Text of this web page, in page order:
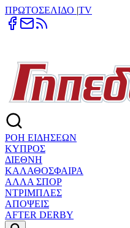
ΠΡΩΤΟΣΕΛΙΔΟ |TV
ΡΟΗ ΕΙΔΗΣΕΩΝ
ΚΥΠΡΟΣ
ΔΙΕΘΝΗ
ΚΑΛΑΘΟΣΦΑΙΡΑ
ΑΛΛΑ ΣΠΟΡ
ΝΤΡΙΜΠΛΕΣ
ΑΠΟΨΕΙΣ
AFTER DERBY